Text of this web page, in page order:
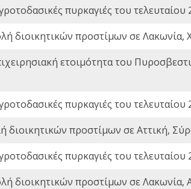
πυρκαγιές του
διοικητικών προστίμων σε Λακωνία,
ετοιμότητα του
πυρκαγιές του
διοικητικών προστίμων σε Αττική,
πυρκαγιές του
διοικητικών προστίμων σε Λακωνία,